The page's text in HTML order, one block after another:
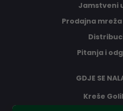
Jamstveni
Prodajna
Pitanja i
GDJE SE
Kreše